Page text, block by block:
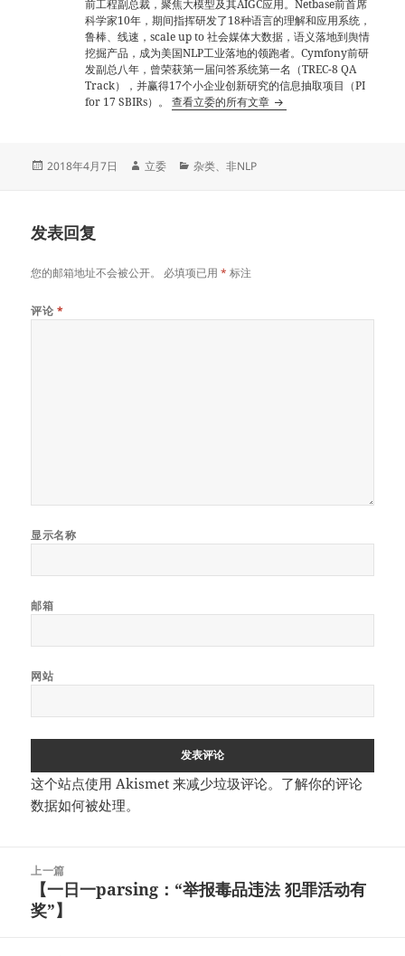
前工程副总裁，聚焦大模型及其AIGC应用。Netbase前首席
科学家10年，期间指挥研发了18种语言的理解和应用系统，
鲁棒、线速，scale up to 社会媒体大数据，语义落地到舆情
挖掘产品，成为美国NLP工业落地的领跑者。Cymfony前研
发副总八年，曾荣获第一届问答系统第一名（TREC-8 QA
Track），并赢得17个小企业创新研究的信息抽取项目（PI
for 17 SBIRs）。查看立委的所有文章
发
2018年4月7日
作
立委
分
杂类、非NLP
发表回复
您的邮箱地址不会被公开。 必填项已用* 标注
评论 *
显示名称
邮箱
网站
这个站点使用 Akismet 来减少垃圾评论。 了解你的评论
数据如何被处理。
上一篇
上
篇
【一日一parsing：“举报毒品违法 犯罪活动有
奖”】